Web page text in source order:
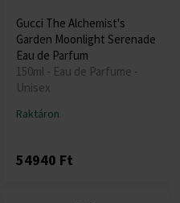
Gucci The Alchemist's
Garden Moonlight Serenade
Eau de Parfum
150ml - Eau de Parfume -
Unisex
Raktáron
54940 Ft